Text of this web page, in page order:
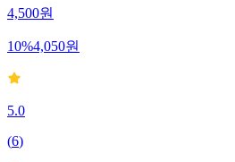
4,500원
10%4,050원
5.0
(6)